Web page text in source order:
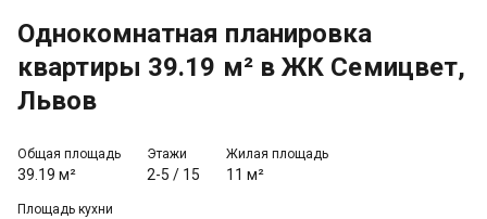
Однокомнатная планировка
квартиры 39.19 м² в ЖК Семицвет,
Львов
Общая площадь
39.19 м²
Этажи
2-5 / 15
Жилая площадь
11 м²
Площадь кухни